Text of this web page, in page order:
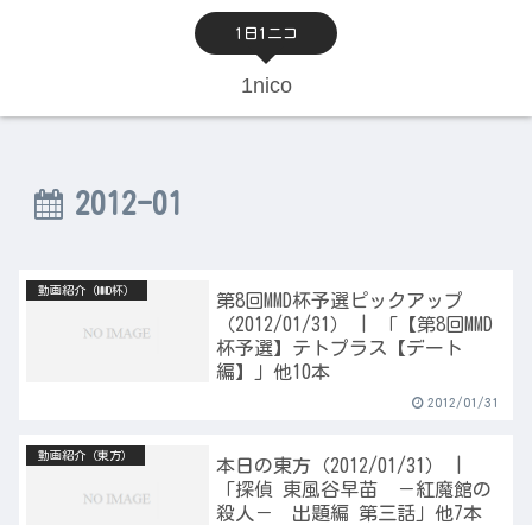
1日1ニコ
1nico
2012-01
動画紹介（MMD杯）
第8回MMD杯予選ピックアップ
（2012/01/31） | 「【第8回MMD
杯予選】テトプラス【デート
編】」他10本
2012/01/31
動画紹介（東方）
本日の東方（2012/01/31） |
「探偵 東風谷早苗 －紅魔館の
殺人－ 出題編 第三話」他7本